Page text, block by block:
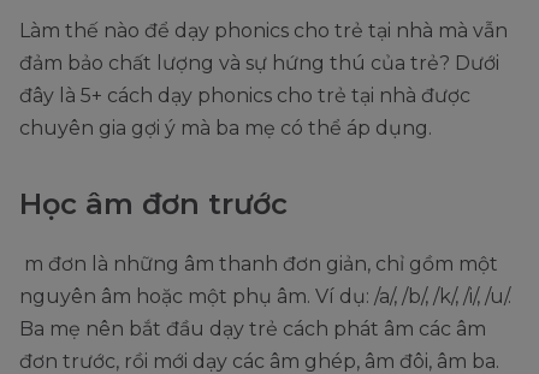
Làm thế nào để dạy phonics cho trẻ tại nhà mà vẫn
đảm bảo chất lượng và sự hứng thú của trẻ? Dưới
đây là 5+ cách dạy phonics cho trẻ tại nhà được
chuyên gia gợi ý mà ba mẹ có thể áp dụng.
Học âm đơn trước
m đơn là những âm thanh đơn giản, chỉ gồm một
nguyên âm hoặc một phụ âm. Ví dụ: /a/, /b/, /k/, /i/, /u/.
Ba mẹ nên bắt đầu dạy trẻ cách phát âm các âm
đơn trước, rồi mới dạy các âm ghép, âm đôi, âm ba.